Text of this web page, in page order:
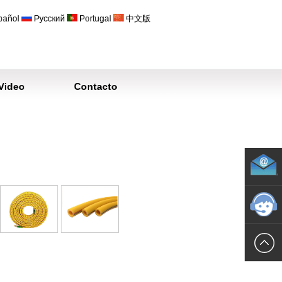
Русский Portugal 中文版
Contacto